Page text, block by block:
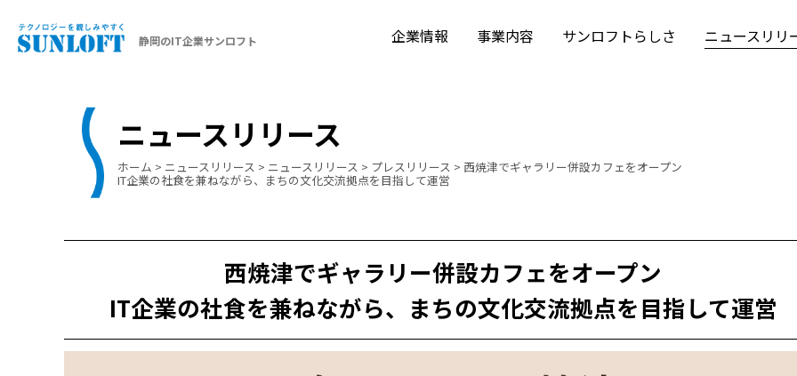
静岡のIT企業サンロフト 企業情報 事業内容 サンロフトらしさ ニュースリリ
ニュースリリース
ホーム > ニュースリリース > ニュースリリース > プレスリリース > 西焼津でギャラリー併設カフェをオープン
IT企業の社食を兼ねながら、まちの文化交流拠点を目指して運営
西焼津でギャラリー併設カフェをオープン
IT企業の社食を兼ねながら、まちの文化交流拠点を目指して運営